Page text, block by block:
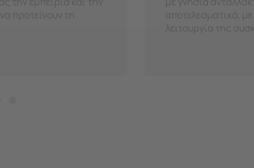
προτείνουν τη
αποτελεσματικά,
λειτουργία της